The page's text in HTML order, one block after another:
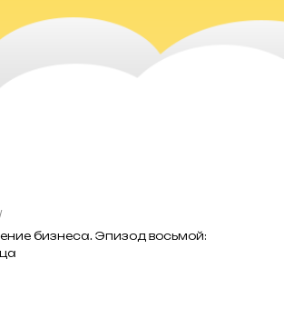
/
бизнеса. Эпизод восьмой: